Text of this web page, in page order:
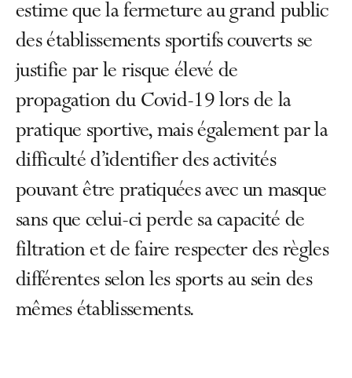
estime que la fermeture au grand public
des établissements sportifs couverts se
justifie par le risque élevé de
propagation du Covid-19 lors de la
pratique sportive, mais également par la
difficulté d’identifier des activités
pouvant être pratiquées avec un masque
sans que celui-ci perde sa capacité de
filtration et de faire respecter des règles
différentes selon les sports au sein des
mêmes établissements.